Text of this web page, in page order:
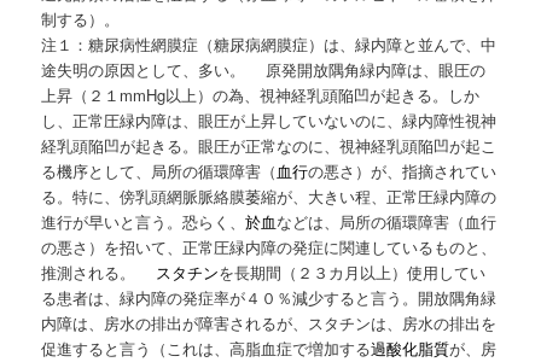
制する）。
注１：糖尿病性網膜症（糖尿病網膜症）は、緑内障と並んで、中
途失明の原因として、多い。 原発開放隅角緑内障は、眼圧の
上昇（２１mmHg以上）の為、視神経乳頭陥凹が起きる。しか
し、正常圧緑内障は、眼圧が上昇していないのに、緑内障性視神
経乳頭陥凹が起きる。眼圧が正常なのに、視神経乳頭陥凹が起こ
る機序として、局所の循環障害（血行の悪さ）が、指摘されてい
る。特に、傍乳頭網脈脈絡膜萎縮が、大きい程、正常圧緑内障の
進行が早いと言う。恐らく、於血などは、局所の循環障害（血行
の悪さ）を招いて、正常圧緑内障の発症に関連しているものと、
推測される。 スタチンを長期間（２３カ月以上）使用してい
る患者は、緑内障の発症率が４０％減少すると言う。開放隅角緑
内障は、房水の排出が障害されるが、スタチンは、房水の排出を
促進すると言う（これは、高脂血症で増加する過酸化脂質が、房